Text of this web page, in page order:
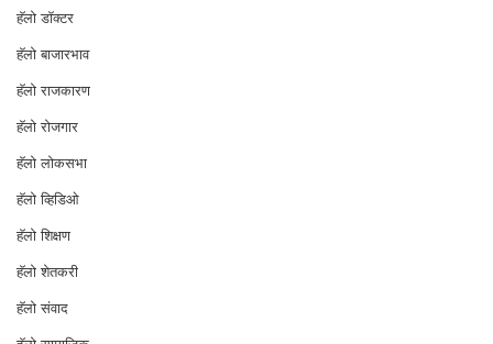
हॅलो डॉक्टर
हॅलो बाजारभाव
हॅलो राजकारण
⁠हॅलो रोजगार
हॅलो लोकसभा
⁠हॅलो व्हिडिओ
हॅलो शिक्षण
⁠हॅलो शेतकरी
⁠हॅलो संवाद